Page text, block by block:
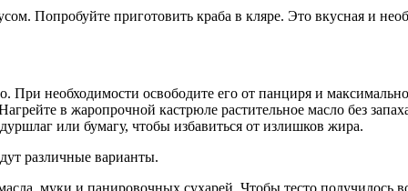
Попробуйте приготовить краба в кляре. Это вкусная и
При необходимости освободите его от панциря и
в жаропрочной кастрюле растительное масло без
или бумагу, чтобы избавиться от излишков жира.
различные варианты.
муки и панировочных сухарей. Чтобы тесто